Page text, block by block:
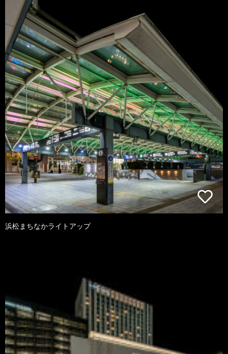
浜松まちなかライトアップ